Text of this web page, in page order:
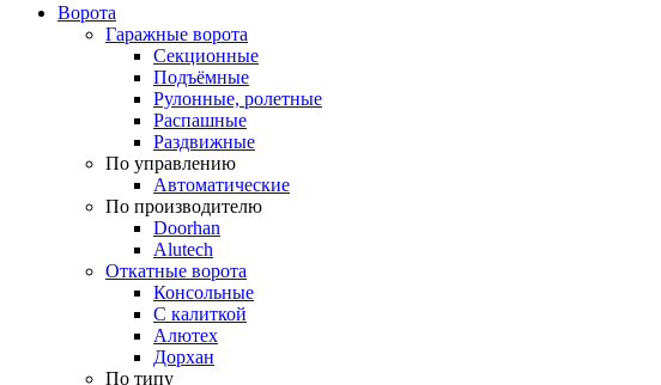
Ворота
Гаражные ворота
Секционные
Подъёмные
Рулонные, ролетные
Распашные
Раздвижные
По управлению
Автоматические
По производителю
Doorhan
Alutech
Откатные ворота
Консольные
С калиткой
Алютех
Дорхан
По типу